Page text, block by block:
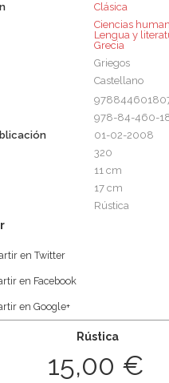
Clásica
Ciencias
Lengua y
Grecia
Griegos
Castellano
978-84-460-
01-02-2008
320
11 cm
17 cm
Rústica
en Twitter
en Facebook
en Google+
Rústica
15,00 €